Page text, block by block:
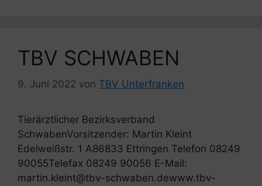
TBV SCHWABEN
9. Juni 2022 von TBV Unterfranken
Tierärztlicher Bezirksverband
SchwabenVorsitzender: Martin Kleint
Edelweißstr. 1 A86833 Ettringen Telefon 08249
90055Telefax 08249 90056 E-Mail:
martin.kleint@tbv-schwaben.dewww.tbv-